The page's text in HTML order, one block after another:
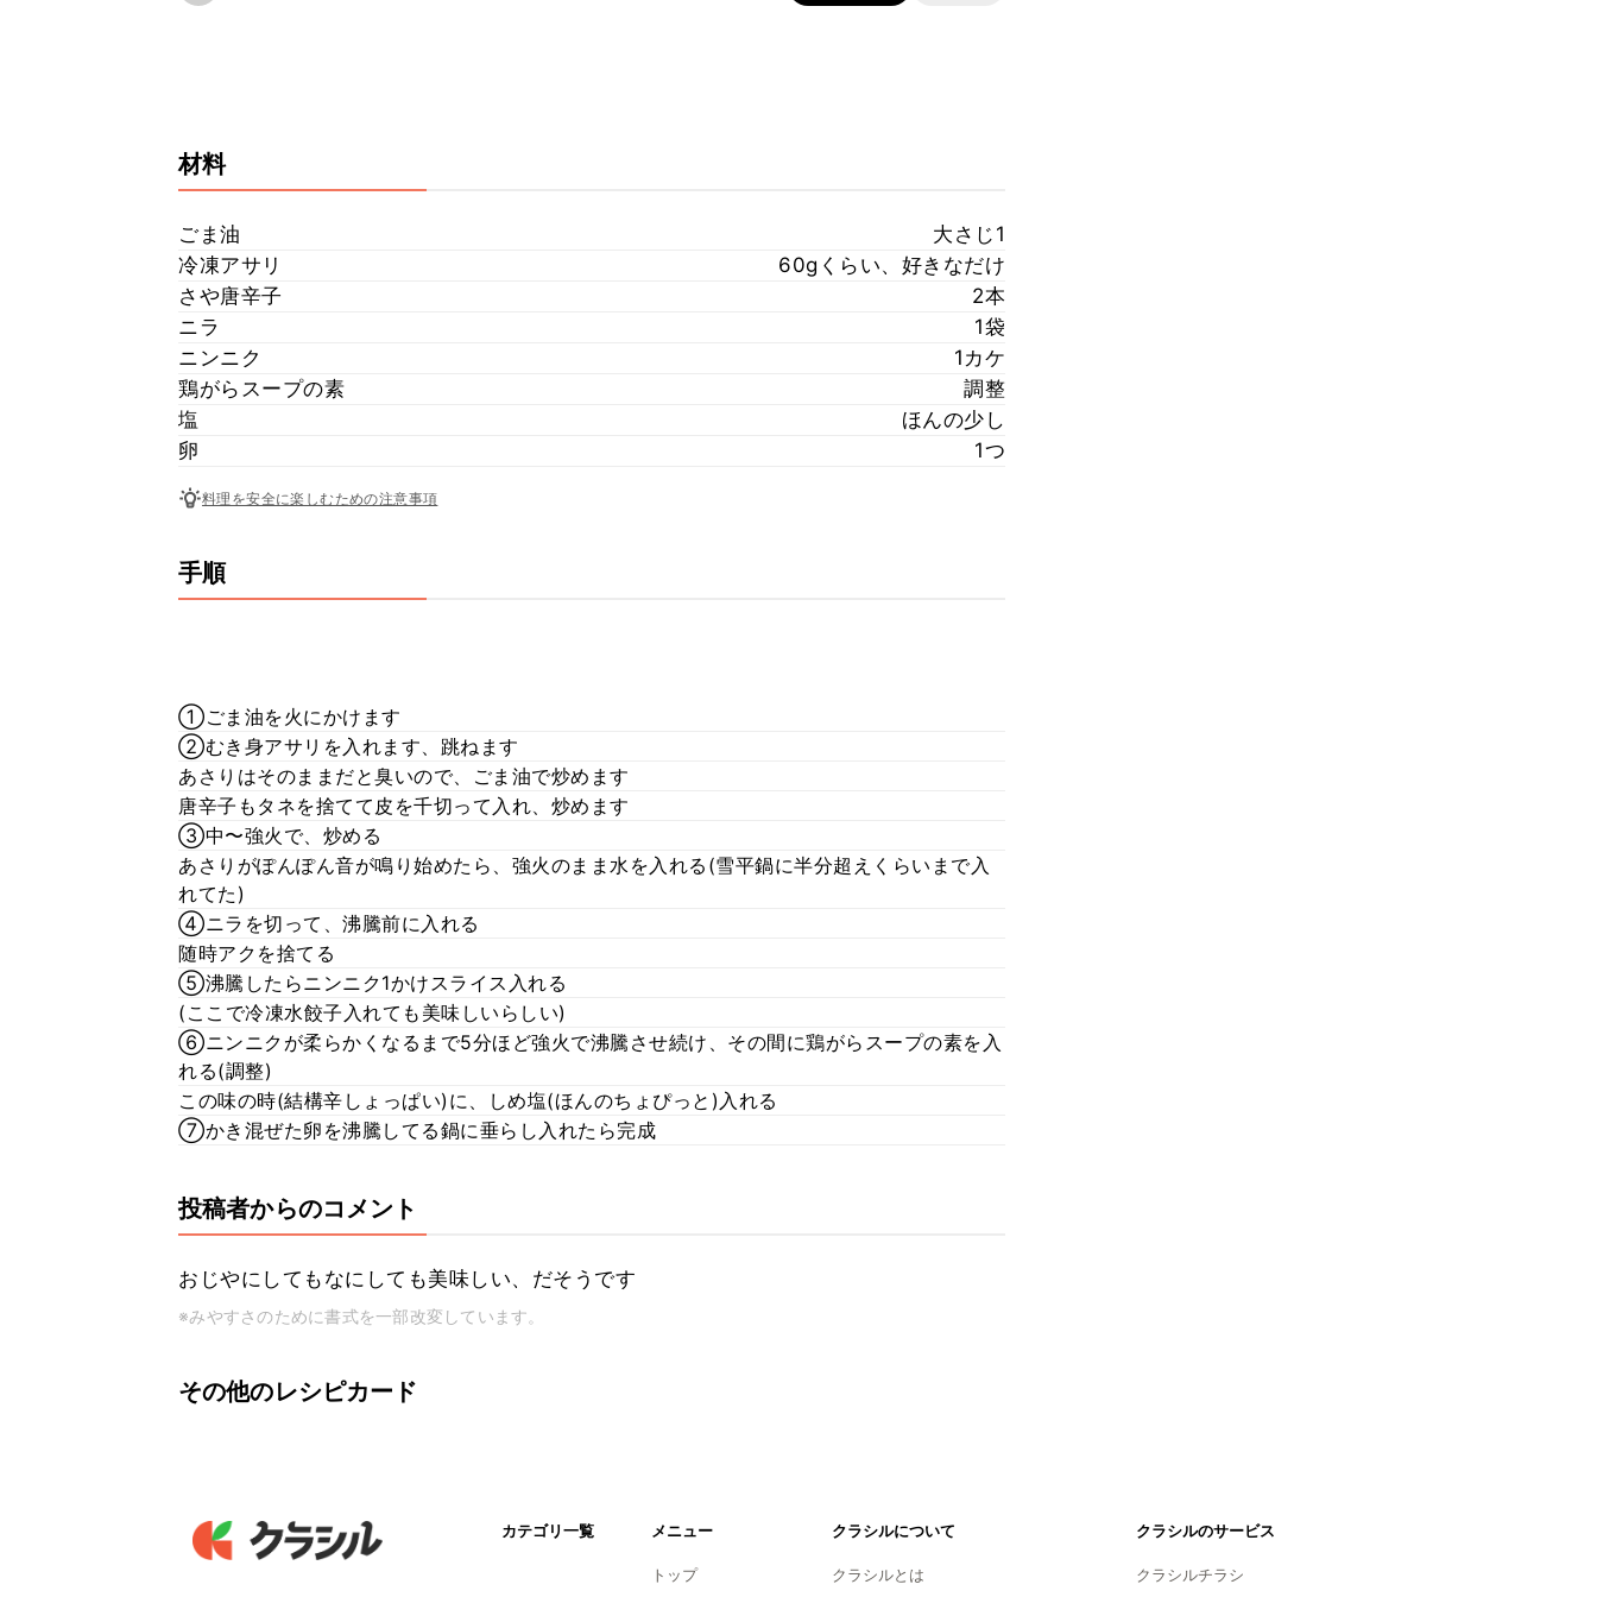
材料
ごま油
大さじ1
冷凍アサリ
60gくらい、好きなだけ
さや唐辛子
2本
ニラ
1袋
ニンニク
1カケ
鶏がらスープの素
調整
塩
ほんの少し
卵
1つ
料理を安全に楽しむための注意事項
手順
①ごま油を火にかけます
②むき身アサリを入れます、跳ねます
あさりはそのままだと臭いので、ごま油で炒めます
唐辛子もタネを捨てて皮を千切って入れ、炒めます
③中〜強火で、炒める
あさりがぽんぽん音が鳴り始めたら、強火のまま水を入れる(雪平鍋に半分超えくらいまで入
れてた)
④ニラを切って、沸騰前に入れる
随時アクを捨てる
⑤沸騰したらニンニク1かけスライス入れる
(ここで冷凍水餃子入れても美味しいらしい)
⑥ニンニクが柔らかくなるまで5分ほど強火で沸騰させ続け、その間に鶏がらスープの素を入
れる(調整)
この味の時(結構辛しょっぱい)に、しめ塩(ほんのちょぴっと)入れる
⑦かき混ぜた卵を沸騰してる鍋に垂らし入れたら完成
投稿者からのコメント
おじやにしてもなにしても美味しい、だそうです
※みやすさのために書式を一部改変しています。
その他のレシピカード
カテゴリ一覧 メニュー
トップ
クラシルについて
クラシルとは
クラシルのサービス
クラシルチラシ